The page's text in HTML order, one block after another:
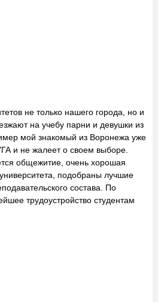
не только нашего города, но и
на учебу парни и девушки из
мой знакомый из Воронежа уже
и не жалеет о своем выборе.
общежитие, очень хорошая
подобраны лучшие
состава. По
трудоустройство студентам